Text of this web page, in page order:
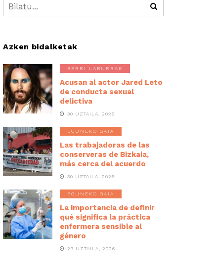
Azken bidalketak
BERRI LABURRAK
Acusan al actor Jared Leto
de conducta sexual
delictiva
30 UZTAILA, 2026
EGUNEKO GAIA
Las trabajadoras de las
conserveras de Bizkaia,
más cerca del acuerdo
30 UZTAILA, 2026
EGUNEKO GAIA
La importancia de definir
qué significa la práctica
enfermera sensible al
género
29 UZTAILA, 2026